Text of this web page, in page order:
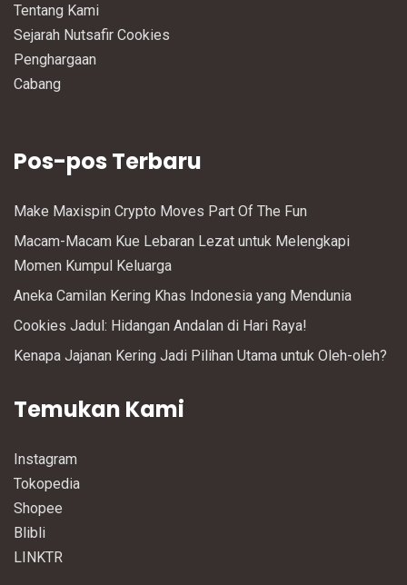
Tentang Kami
Sejarah Nutsafir Cookies
Penghargaan
Cabang
Pos-pos Terbaru
Make Maxispin Crypto Moves Part Of The Fun
Macam-Macam Kue Lebaran Lezat untuk Melengkapi
Momen Kumpul Keluarga
Aneka Camilan Kering Khas Indonesia yang Mendunia
Cookies Jadul: Hidangan Andalan di Hari Raya!
Kenapa Jajanan Kering Jadi Pilihan Utama untuk Oleh-oleh?
Temukan Kami
Instagram
Tokopedia
Shopee
Blibli
LINKTR